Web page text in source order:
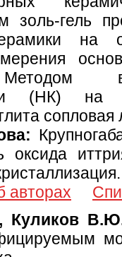
золь-гель
на
(НК) на
оксида
авторах
Куликов